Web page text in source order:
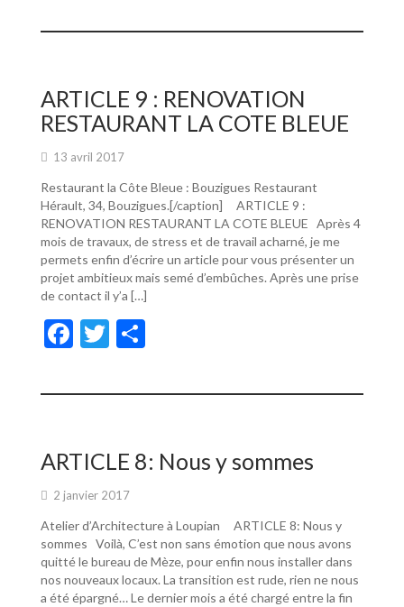
e
o
o
k
itt ta
er
ARTICLE 9 : RENOVATION
RESTAURANT LA COTE BLEUE
13 avril 2017
Restaurant la Côte Bleue : Bouzigues Restaurant
Hérault, 34, Bouzigues.[/caption] ARTICLE 9 :
RENOVATION RESTAURANT LA COTE BLEUE Après 4
mois de travaux, de stress et de travail acharné, je me
permets enfin d’écrire un article pour vous présenter un
projet ambitieux mais semé d’embûches. Après une prise
de contact il y’a […]
F
e
o
o
k
T
itt ta
er
ARTICLE 8: Nous y sommes
2 janvier 2017
Atelier d’Architecture à Loupian ARTICLE 8: Nous y
sommes Voilà, C’est non sans émotion que nous avons
quitté le bureau de Mèze, pour enfin nous installer dans
nos nouveaux locaux. La transition est rude, rien ne nous
a été épargné… Le dernier mois a été chargé entre la fin